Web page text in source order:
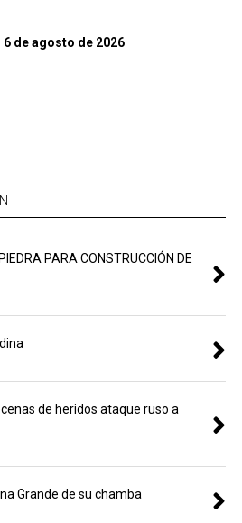
6 de agosto de 2026
PARA CONSTRUCCIÓN DE
de heridos ataque ruso a
Grande de su chamba